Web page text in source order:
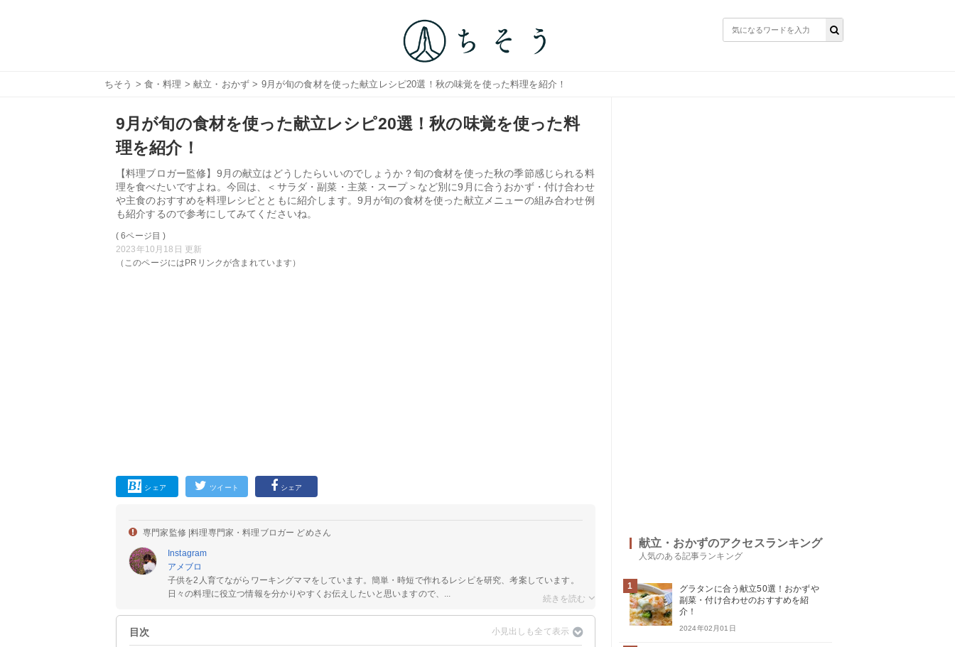
ちそう > 食・料理 >献立・おかず > 9月が旬の食材を使った献立レシピ20選！秋の味覚を使った料理を紹介！
9月が旬の食材を使った献立レシピ20選！秋の味覚を使った料
理を紹介！
【料理ブロガー監修】9月の献立はどうしたらいいのでしょうか？旬の食材を使った秋の季節感じられる料
理を食べたいですよね。今回は、＜サラダ・副菜・主菜・スープ＞など別に9月に合うおかず・付け合わせ
や主食のおすすめを料理レシピとともに紹介します。9月が旬の食材を使った献立メニューの組み合わせ例
も紹介するので参考にしてみてくださいね。
( 6ページ目 )
2023年10月18日 更新
（このページにはPRリンクが含まれています）
シェア ツイート シェア
専門家監修 |料理専門家・料理ブロガー どめさん
Instagram
アメブロ
子供を2人育てながらワーキングママをしています。簡単・時短で作れるレシピを研究、考案しています。
日々の料理に役立つ情報を分かりやすくお伝えしたいと思いますので、...
目次
献立・おかずのアクセスランキング
人気のある記事ランキング
1
グラタンに合う献立50選！おかずや
副菜・付け合わせのおすすめを紹
介！
2024年02月01日